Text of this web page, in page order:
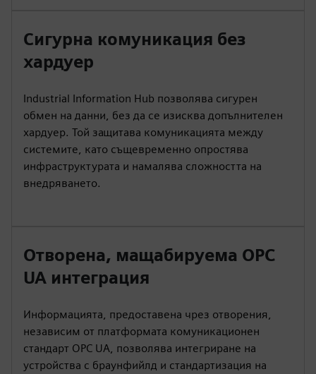
Сигурна комуникация без
хардуер
Industrial Information Hub позволява сигурен
обмен на данни, без да се изисква допълнителен
хардуер. Той защитава комуникацията между
системите, като същевременно опростява
инфраструктурата и намалява сложността на
внедряването.
Отворена, мащабируема OPC
UA интеграция
Информацията, предоставена чрез отворения,
независим от платформата комуникационен
стандарт OPC UA, позволява интегриране на
устройства с браунфийлд и стандартизация на